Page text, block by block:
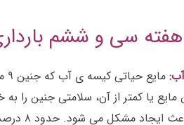
سی و ششم
یا کمتر از آن، سلامتی جنین را